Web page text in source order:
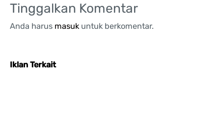
Tinggalkan Komentar
Anda harus masukuntuk berkomentar.
Iklan Terkait